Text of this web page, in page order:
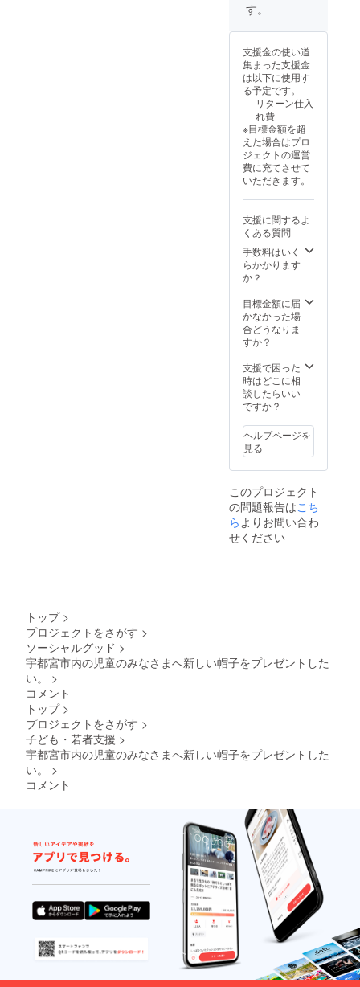
す。
支援金の使い道
集まった支援金
は以下に使用す
る予定です。
リターン仕入
れ費
※目標金額を超
えた場合はプロ
ジェクトの運営
費に充てさせて
いただきます。
支援に関するよ
くある質問
手数料はいく
らかかります
か？
目標金額に届
かなかった場
合どうなりま
すか？
支援で困った
時はどこに相
談したらいい
ですか？
ヘルプページを
見る
このプロジェクト
の問題報告はこち
らよりお問い合わ
せください
トップ >
プロジェクトをさがす >
ソーシャルグッド >
宇都宮市内の児童のみなさまへ新しい帽子をプレゼントした
い。
>
コメント
トップ >
プロジェクトをさがす >
子ども・若者支援 >
宇都宮市内の児童のみなさまへ新しい帽子をプレゼントした
い。
>
コメント